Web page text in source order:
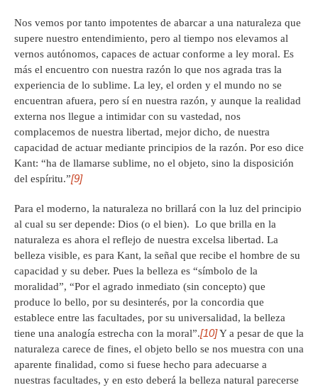
Nos vemos por tanto impotentes de abarcar a una naturaleza que
supere nuestro entendimiento, pero al tiempo nos elevamos al
vernos autónomos, capaces de actuar conforme a ley moral. Es
más el encuentro con nuestra razón lo que nos agrada tras la
experiencia de lo sublime. La ley, el orden y el mundo no se
encuentran afuera, pero sí en nuestra razón, y aunque la realidad
externa nos llegue a intimidar con su vastedad, nos
complacemos de nuestra libertad, mejor dicho, de nuestra
capacidad de actuar mediante principios de la razón. Por eso dice
Kant: “ha de llamarse sublime, no el objeto, sino la disposición
del espíritu.”[9]
Para el moderno, la naturaleza no brillará con la luz del principio
al cual su ser depende: Dios (o el bien). Lo que brilla en la
naturaleza es ahora el reflejo de nuestra excelsa libertad. La
belleza visible, es para Kant, la señal que recibe el hombre de su
capacidad y su deber. Pues la belleza es “símbolo de la
moralidad”, “Por el agrado inmediato (sin concepto) que
produce lo bello, por su desinterés, por la concordia que
establece entre las facultades, por su universalidad, la belleza
tiene una analogía estrecha con la moral”.[10]Y a pesar de que la
naturaleza carece de fines, el objeto bello se nos muestra con una
aparente finalidad, como si fuese hecho para adecuarse a
nuestras facultades, y en esto deberá la belleza natural parecerse